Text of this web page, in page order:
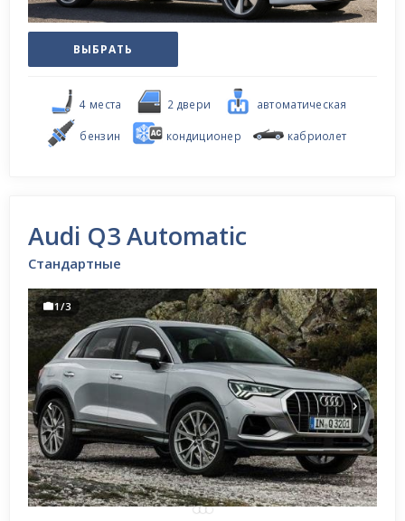
ВЫБРАТЬ
4 местa 2 двери автоматическая
бензин кондиционер кабриолет
Audi Q3 Automatic
Стандартные
1/3
‹ ›